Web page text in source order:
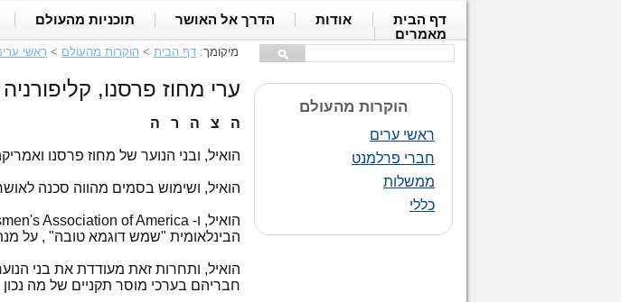
דף הבית אודות הדרך אל האושר תוכניות מהעולם
מאמרים
מיקומך: דף הבית > הוקרות מהעולם > ראשי
הוקרות מהעולם
ראשי ערים
חברי פרלמנט
ממשלות
כללי
ערי מחוז פרסנו, קליפורניה
ה צ ה ר ה
הואיל, ובני הנוער של מחוז פרסנו
הואיל, ושימוש בסמים מהווה סכנה
הבינלאומית "שמש דוגמא טובה" , על
הואיל, ותחרות זאת מעודדת את בני
חבריהם בערכי מוסר תקניים של מה